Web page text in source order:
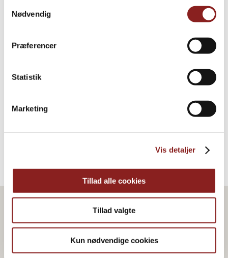
Nødvendig
Præferencer
Statistik
Marketing
Vis detaljer
Tillad alle cookies
Tillad valgte
Kun nødvendige cookies